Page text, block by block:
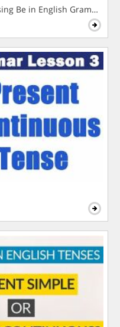
Be in English Grammar